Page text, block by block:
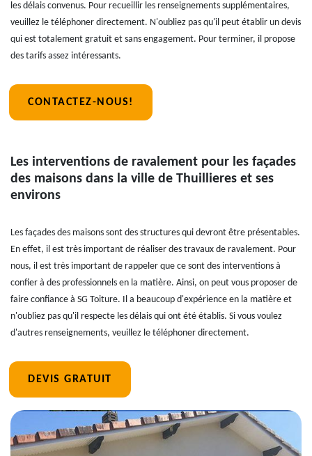
les délais convenus. Pour recueillir les renseignements supplémentaires,
veuillez le téléphoner directement. N'oubliez pas qu'il peut établir un devis
qui est totalement gratuit et sans engagement. Pour terminer, il propose
des tarifs assez intéressants.
CONTACTEZ-NOUS!
Les interventions de ravalement pour les façades
des maisons dans la ville de Thuillieres et ses
environs
Les façades des maisons sont des structures qui devront être présentables.
En effet, il est très important de réaliser des travaux de ravalement. Pour
nous, il est très important de rappeler que ce sont des interventions à
confier à des professionnels en la matière. Ainsi, on peut vous proposer de
faire confiance à SG Toiture. Il a beaucoup d'expérience en la matière et
n'oubliez pas qu'il respecte les délais qui ont été établis. Si vous voulez
d'autres renseignements, veuillez le téléphoner directement.
DEVIS GRATUIT